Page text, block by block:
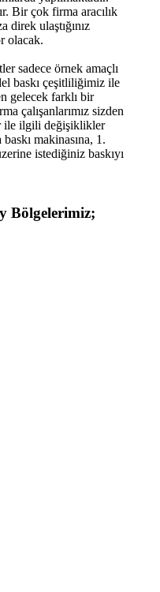
Bir çok firma aracılık
direk ulaştığınız
olacak.
sadece örnek amaçlı
baskı çeşitliliğimiz ile
gelecek farklı bir
çalışanlarımız sizden
ile ilgili değişiklikler
makinasına, 1.
istediğiniz baskıyı
Bölgelerimiz;